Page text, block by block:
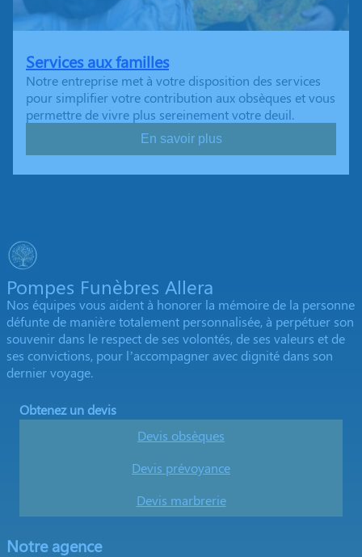
Services aux familles
Notre entreprise met à votre disposition des services
pour simplifier votre contribution aux obsèques et vous
permettre de vivre plus sereinement votre deuil.
En savoir plus
Pompes Funèbres Allera
Nos équipes vous aident à honorer la mémoire de la personne
défunte de manière totalement personnalisée, à perpétuer son
souvenir dans le respect de ses volontés, de ses valeurs et de
ses convictions, pour l’accompagner avec dignité dans son
dernier voyage.
Obtenez un devis
Devis obsèques
Devis prévoyance
Devis marbrerie
Notre agence